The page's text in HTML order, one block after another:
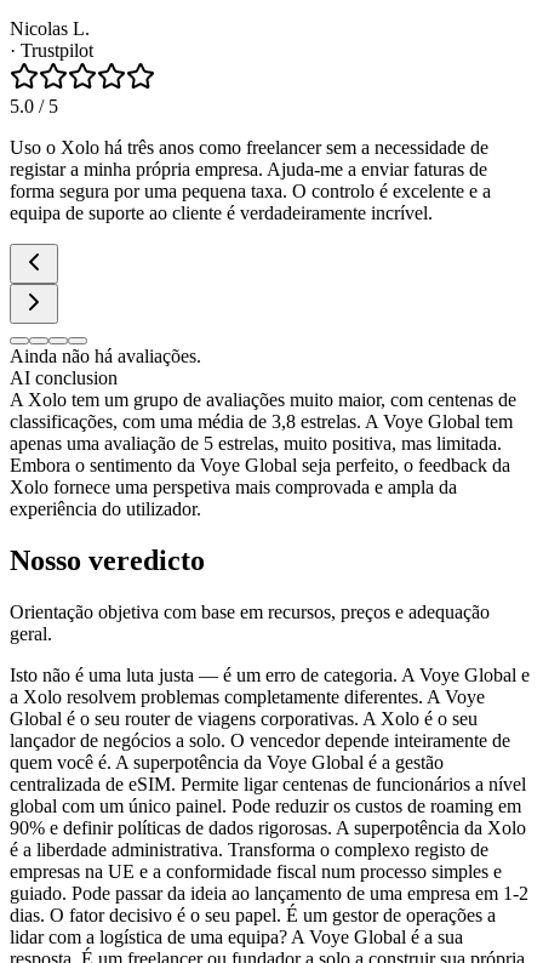
Nicolas L.
· Trustpilot
5.0 / 5
Uso o Xolo há três anos como freelancer sem a necessidade de
registar a minha própria empresa. Ajuda-me a enviar faturas de
forma segura por uma pequena taxa. O controlo é excelente e a
equipa de suporte ao cliente é verdadeiramente incrível.
Ainda não há avaliações.
AI conclusion
A Xolo tem um grupo de avaliações muito maior, com centenas de
classificações, com uma média de 3,8 estrelas. A Voye Global tem
apenas uma avaliação de 5 estrelas, muito positiva, mas limitada.
Embora o sentimento da Voye Global seja perfeito, o feedback da
Xolo fornece uma perspetiva mais comprovada e ampla da
experiência do utilizador.
Nosso veredicto
Orientação objetiva com base em recursos, preços e adequação
geral.
Isto não é uma luta justa — é um erro de categoria. A Voye Global e
a Xolo resolvem problemas completamente diferentes. A Voye
Global é o seu router de viagens corporativas. A Xolo é o seu
lançador de negócios a solo. O vencedor depende inteiramente de
quem você é. A superpotência da Voye Global é a gestão
centralizada de eSIM. Permite ligar centenas de funcionários a nível
global com um único painel. Pode reduzir os custos de roaming em
90% e definir políticas de dados rigorosas. A superpotência da Xolo
é a liberdade administrativa. Transforma o complexo registo de
empresas na UE e a conformidade fiscal num processo simples e
guiado. Pode passar da ideia ao lançamento de uma empresa em 1-2
dias. O fator decisivo é o seu papel. É um gestor de operações a
lidar com a logística de uma equipa? A Voye Global é a sua
resposta. É um freelancer ou fundador a solo a construir sua própria